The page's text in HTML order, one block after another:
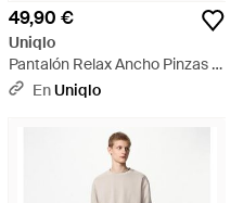
49,90 €
Uniqlo
Pantalón Relax Ancho Pinzas -
Verde
EnUniqlo